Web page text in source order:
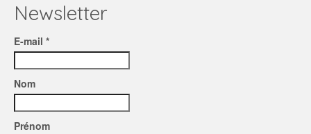
Newsletter
E-mail *
Nom
Prénom